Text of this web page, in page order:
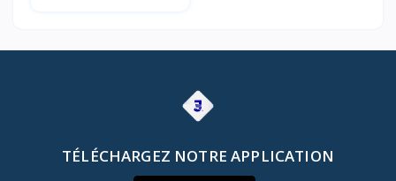
TÉLÉCHARGEZ NOTRE APPLICATION